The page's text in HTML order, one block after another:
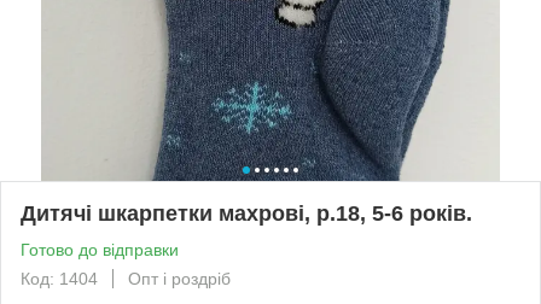
Дитячі шкарпетки махрові, р.18, 5-6 років.
Готово до відправки
Код: 1404
Опт і роздріб